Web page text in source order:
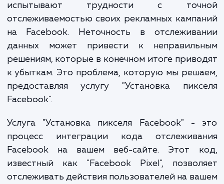
сетях, Facebook стоит на переднем
Однако многие компании, особенно в
испытывают трудности с
отслеживаемостью своих рекламных
на Facebook. Неточность в
данных может привести к
решениям, которые в конечном итоге
к убыткам. Это проблема, которую мы
предоставляя услугу "Установка
Facebook".
Услуга "Установка пикселя Facebook" -